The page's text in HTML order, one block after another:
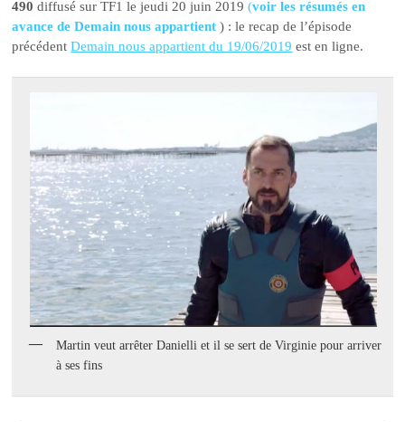
490 diffusé sur TF1 le jeudi 20 juin 2019(voir les résumés en
avance de Demain nous appartient) : le recap de l’épisode
précédentDemain nous appartient du 19/06/2019 est en ligne.
Martin veut arrêter Danielli et il se sert de Virginie pour arriver
à ses fins